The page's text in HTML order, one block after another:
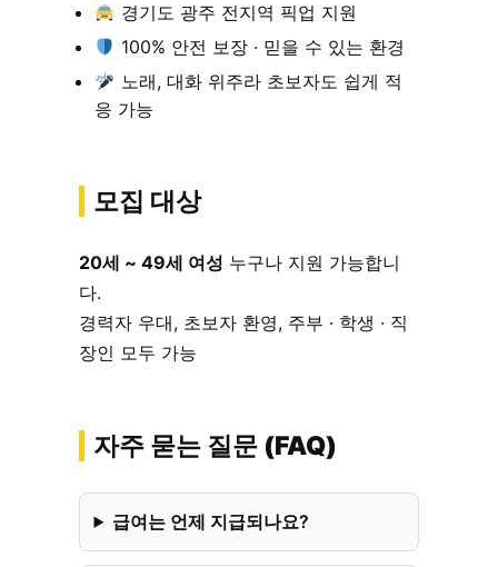
경기도 광주 전지역 픽업 지원
100% 안전 보장 · 믿을 수 있는 환경
노래, 대화 위주라 초보자도 쉽게 적
응 가능
모집 대상
20세 ~ 49세 여성 누구나 지원 가능합니
다.
경력자 우대, 초보자 환영, 주부 · 학생 · 직
장인 모두 가능
자주 묻는 질문 (FAQ)
급여는 언제 지급되나요?